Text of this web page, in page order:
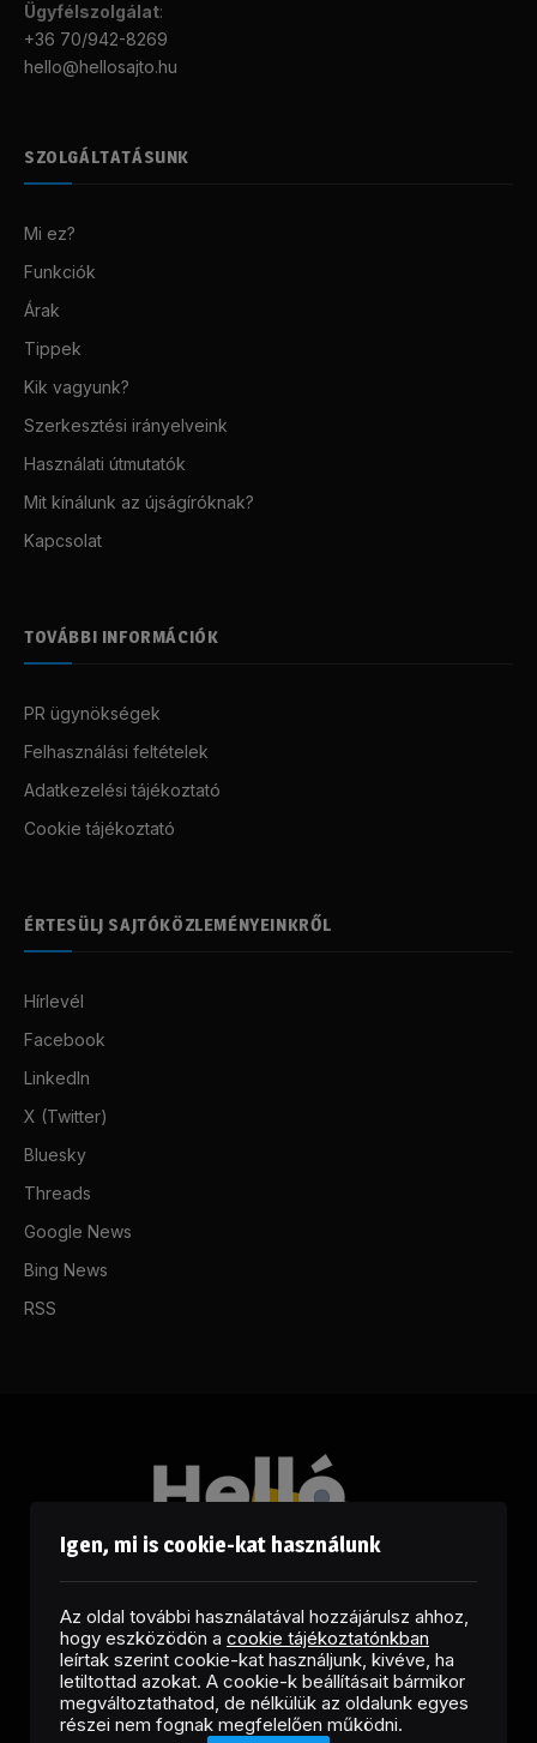
Ügyfélszolgálat:
+36 70/942-8269
hello@hellosajto.hu
SZOLGÁLTATÁSUNK
Mi ez?
Funkciók
Árak
Tippek
Kik vagyunk?
Szerkesztési irányelveink
Használati útmutatók
Mit kínálunk az újságíróknak?
Kapcsolat
TOVÁBBI INFORMÁCIÓK
PR ügynökségek
Felhasználási feltételek
Adatkezelési tájékoztató
Cookie tájékoztató
ÉRTESÜLJ SAJTÓKÖZLEMÉNYEINKRŐL
Hírlevél
Facebook
LinkedIn
X (Twitter)
Bluesky
Threads
Google News
Bing News
RSS
FacebookLinkedInX
(Twitter)
RSS
Igen, mi is cookie-kat használunk
Az oldal további használatával hozzájárulsz ahhoz,
hogy eszközödön a cookie tájékoztatónkban
leírtak szerint cookie-kat használjunk, kivéve, ha
letiltottad azokat. A cookie-k beállításait bármikor
megváltoztathatod, de nélkülük az oldalunk egyes
részei nem fognak megfelelően működni.